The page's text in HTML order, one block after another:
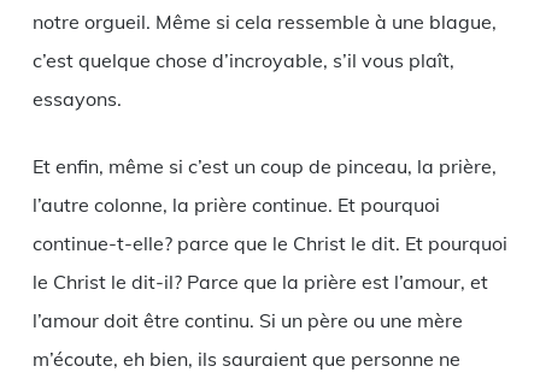
notre orgueil. Même si cela ressemble à une blague,
c’est quelque chose d’incroyable, s’il vous plaît,
essayons.
Et enfin, même si c’est un coup de pinceau, la prière,
l’autre colonne, la prière continue. Et pourquoi
continue-t-elle? parce que le Christ le dit. Et pourquoi
le Christ le dit-il? Parce que la prière est l’amour, et
l’amour doit être continu. Si un père ou une mère
m’écoute, eh bien, ils sauraient que personne ne